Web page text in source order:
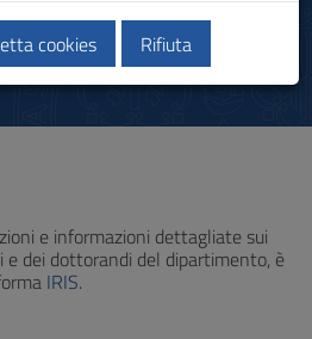
e informazioni dettagliate sui
e dei dottorandi del dipartimento, è
IRIS.
cookies Rifiuta